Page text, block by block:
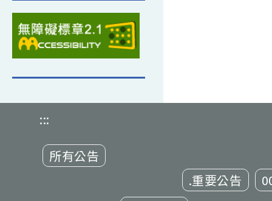
:::
所有公告
.重要公告